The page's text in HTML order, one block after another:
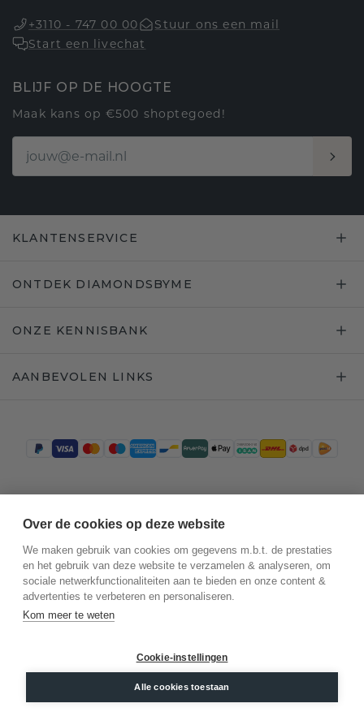
+3110 - 747 00 00
Stuur ons een mail
Start een livechat
BLIJF OP DE HOOGTE
Maak kans op €500 shoptegoed!
KLANTENSERVICE
ONTDEK DIAMONDSBYME
ONZE KENNISBANK
AANBEVOLEN LINKS
©2026.DiamondsByMe
Algemene voorwaarden
Over de cookies op deze website
We maken gebruik van cookies om gegevens m.b.t. de prestaties
en het gebruik van deze website te verzamelen & analyseren, om
sociale netwerkfunctionaliteiten aan te bieden en onze content &
advertenties te verbeteren en personaliseren.
Kom meer te weten
Cookie-instellingen
Alle cookies toestaan